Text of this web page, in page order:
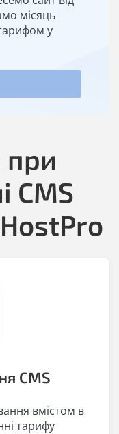
місяць
у
при
CMS
CMS
вмістом в
тарифу